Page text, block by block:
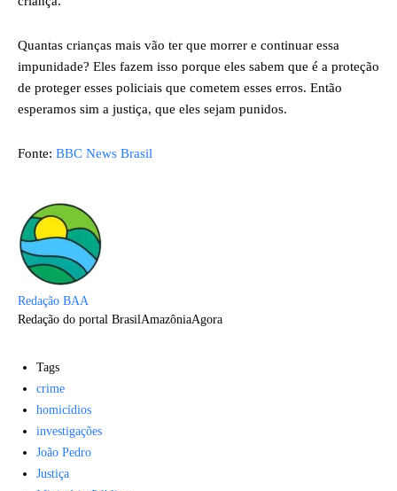
Quantas crianças mais vão ter que morrer e continuar essa
impunidade? Eles fazem isso porque eles sabem que é a proteção
de proteger esses policiais que cometem esses erros. Então
esperamos sim a justiça, que eles sejam punidos.
Fonte: BBC News Brasil
Redação BAA
Redação do portal BrasilAmazôniaAgora
Tags
crime
homicídios
investigações
João Pedro
Justiça